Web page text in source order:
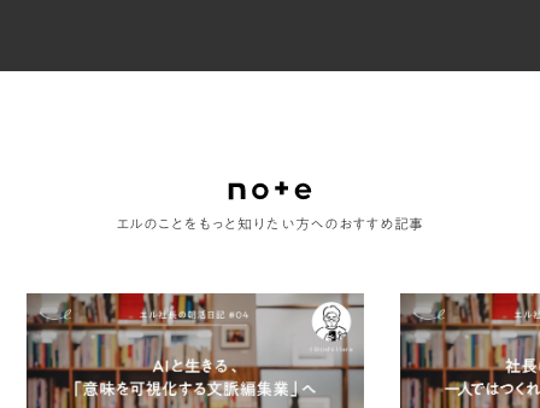
エルのことをもっと知りたい方へのおすすめ記事